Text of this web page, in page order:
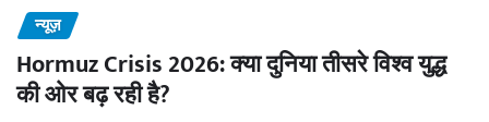
न्यूज़
Hormuz Crisis 2026: क्या दुनिया तीसरे विश्व युद्ध
की ओर बढ़ रही है?